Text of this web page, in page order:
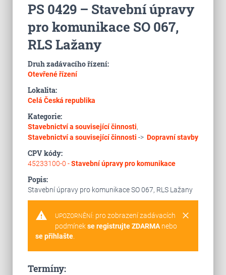
PS 0429 – Stavební úpravy
pro komunikace SO 067,
RLS Lažany
Druh zadávacího řízení:
Otevřené řízení
Lokalita:
Celá Česká republika
Kategorie:
Stavebnictví a související činnosti,
Stavebnictví a související činnosti -> Dopravní stavby
CPV kódy:
45233100-0 -Stavební úpravy pro komunikace
Popis:
Stavební úpravy pro komunikace SO 067, RLS Lažany
warning clear
UPOZORNĚNÍ: pro zobrazení zadávacích
podmínekse registrujte ZDARMAnebo
se přihlašte.
Termíny: